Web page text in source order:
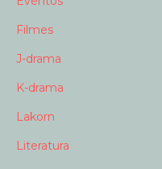
Filmes
J-drama
K-drama
Lakorn
Literatura